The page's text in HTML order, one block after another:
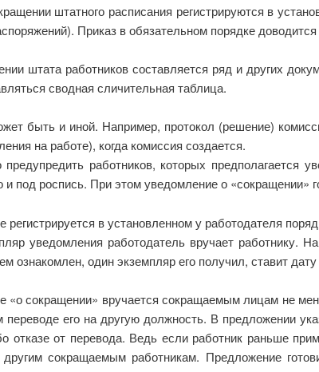
штатного расписания регистрируются в
Приказ в обязательном порядке
штата работников составляется ряд и других
сводная сличительная таблица.
быть и иной. Например, протокол (решение)
на работе), когда комиссия создается.
работников, которых предполагается
и под роспись. При этом уведомление о «сокращении»
регистрируется в установленном у работодателя
уведомления работодатель вручает работнику.
ознакомлен, один экземпляр его получил, ставит
«о сокращении» вручается сокращаемым лицам не
его на другую должность. В предложении
отказе от перевода. Ведь если работник раньше
сокращаемым работникам. Предложение